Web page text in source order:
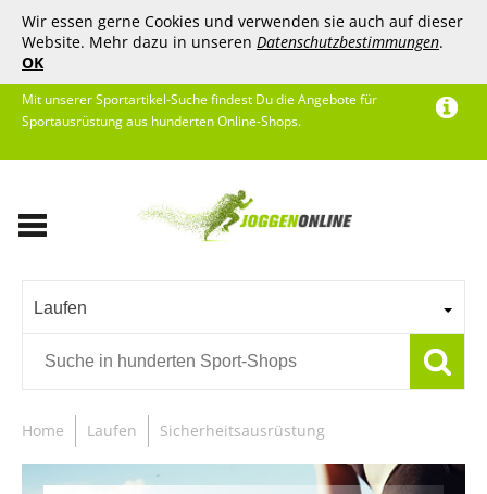
Wir essen gerne Cookies und verwenden sie auch auf dieser
Website. Mehr dazu in unseren Datenschutzbestimmungen.
OK
Mit unserer Sportartikel-Suche findest Du die Angebote für
Sportausrüstung aus hunderten Online-Shops.
Laufen
Home Laufen Sicherheitsausrüstung